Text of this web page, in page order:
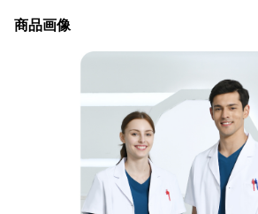
商品画像